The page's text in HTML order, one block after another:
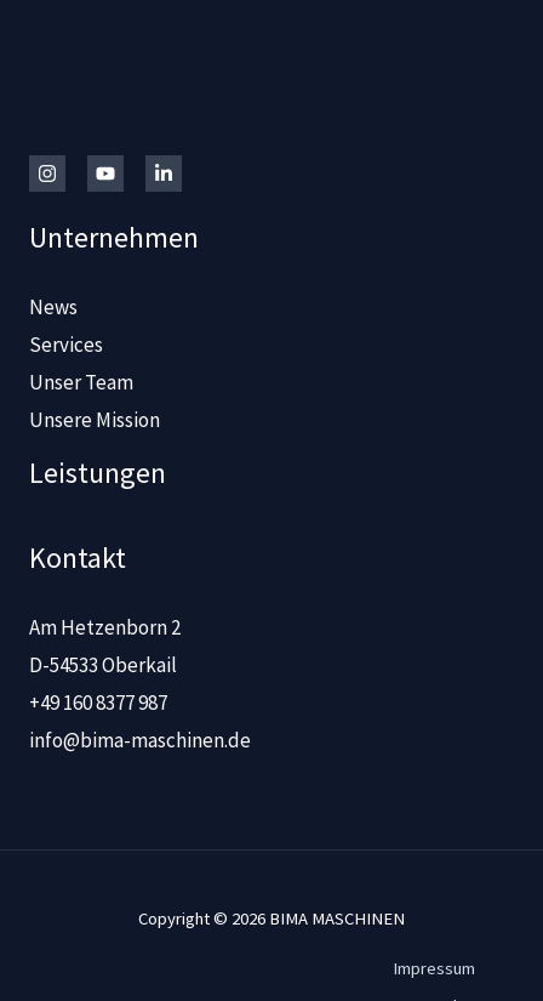
Unternehmen
News
Services
Unser Team
Unsere Mission
Leistungen
Kontakt
Am Hetzenborn 2
D-54533 Oberkail
+49 160 8377 987
info@bima-maschinen.de
Copyright © 2026 BIMA MASCHINEN
Impressum